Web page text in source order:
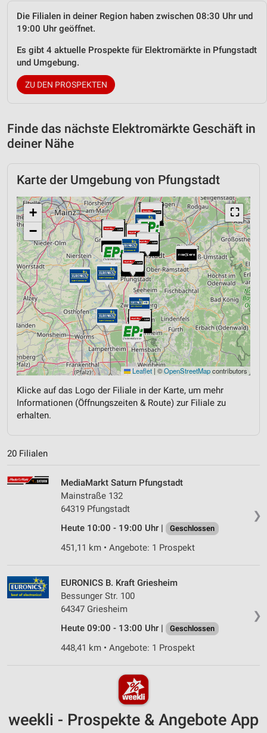
Die Filialen in deiner Region haben zwischen 08:30 Uhr und
19:00 Uhr geöffnet.
Es gibt 4 aktuelle Prospekte für Elektromärkte in Pfungstadt
und Umgebung.
ZU DEN PROSPEKTEN
Finde das nächste Elektromärkte Geschäft in
deiner Nähe
Karte der Umgebung von Pfungstadt
⛶
+
−
Leaflet |©OpenStreetMapcontributors
Klicke auf das Logo der Filiale in der Karte, um mehr
Informationen (Öffnungszeiten & Route) zur Filiale zu
erhalten.
20 Filialen
❯
MediaMarkt Saturn Pfungstadt
Mainstraße 132
64319 Pfungstadt
Heute 10:00 - 19:00 Uhr |
Geschlossen
451,11 km • Angebote: 1 Prospekt
❯
EURONICS B. Kraft Griesheim
Bessunger Str. 100
64347 Griesheim
Heute 09:00 - 13:00 Uhr |
Geschlossen
448,41 km • Angebote: 1 Prospekt
weekli - Prospekte & Angebote App